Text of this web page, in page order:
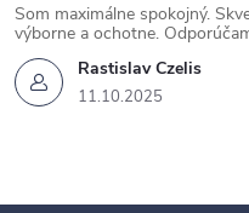
Rastislav Czelis
11.10.2025
Som maximálne spokojný.
výborne a ochotne.